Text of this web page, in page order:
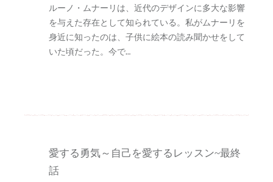
ルーノ・ムナーリは、近代のデザインに多大な影響
を与えた存在として知られている。私がムナーリを
身近に知ったのは、子供に絵本の読み聞かせをして
いた頃だった。今で…
愛する勇気～自己を愛するレッスン~最終
話